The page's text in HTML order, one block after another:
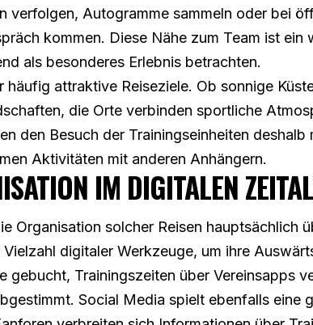
verfolgen, Autogramme sammeln oder bei
kommen. Diese Nähe zum Team ist ein
als besonderes Erlebnis betrachten.
häufig attraktive Reiseziele. Ob sonnige
die Orte verbinden sportliche
den Besuch der Trainingseinheiten deshalb
Aktivitäten mit anderen Anhängern.
IM DIGITALEN
Organisation solcher Reisen hauptsächlich
digitaler Werkzeuge, um ihre
gebucht, Trainingszeiten über Vereinsapps
Social Media spielt ebenfalls eine